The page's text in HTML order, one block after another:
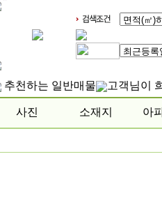
추천하는 일반매물 고객님이
사진 소재지 아